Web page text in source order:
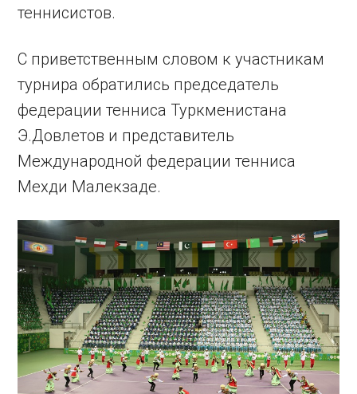
теннисистов.
С приветственным словом к участникам
турнира обратились председатель
федерации тенниса Туркменистана
Э.Довлетов и представитель
Международной федерации тенниса
Мехди Малекзаде.